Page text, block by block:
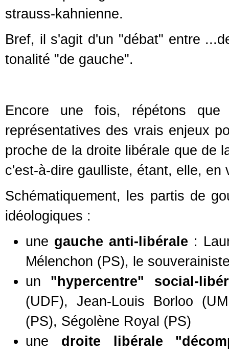
strauss-kahnienne.
Bref, il s'agit d'un "débat" entre
tonalité "de gauche".
Encore une fois, répétons
représentatives des vrais enjeux
proche de la droite libérale que de
c'est-à-dire gaulliste, étant, elle, en
Schématiquement, les partis de
idéologiques :
une gauche anti-libérale :
Mélenchon (PS), le
un "hypercentre" social-
(UDF), Jean-Louis Borloo
(PS), Ségolène Royal (PS)
une droite libérale